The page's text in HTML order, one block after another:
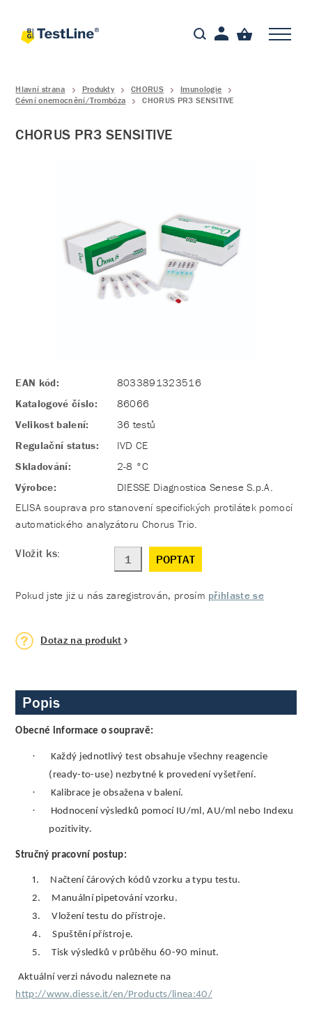
Hlavní strana Produkty CHORUS
Imunologie
Cévní onemocnění/Trombóza
CHORUS PR3 SENSITIVE
CHORUS PR3 SENSITIVE
EAN kód:
8033891323516
Katalogové číslo:
86066
Velikost balení:
36 testů
Regulační status:
IVD CE
Skladování:
2-8 °C
Výrobce:
DIESSE Diagnostica Senese S.p.A.
ELISA souprava pro stanovení specifických protilátek pomocí
automatického analyzátoru Chorus Trio.
Vložit ks: POPTAT
Pokud jste již u nás zaregistrován, prosím přihlaste se
Dotaz na produkt
Popis
Obecné informace o soupravě:
·
Každý jednotlivý test obsahuje všechny reagencie
(ready-to-use) nezbytné k provedení vyšetření.
· Kalibrace je obsažena v balení.
·
Hodnocení výsledků pomocí IU/ml, AU/ml nebo Indexu
pozitivity.
Stručný pracovní postup:
1.
Načtení čárových kódů vzorku a typu testu.
2.
Manuální pipetování vzorku.
3.
Vložení testu do přístroje.
4.
Spuštění přístroje.
5.
Tisk výsledků v průběhu 60-90 minut.
Aktuální verzi návodu naleznete na
http://www.diesse.it/en/Products/linea:40/